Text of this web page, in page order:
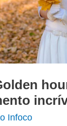
Infoco